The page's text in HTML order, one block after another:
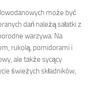
może być
dań należą sałatki z
warzywa. Na
rukolą, pomidorami i
ale także sycący
świeżych składników,